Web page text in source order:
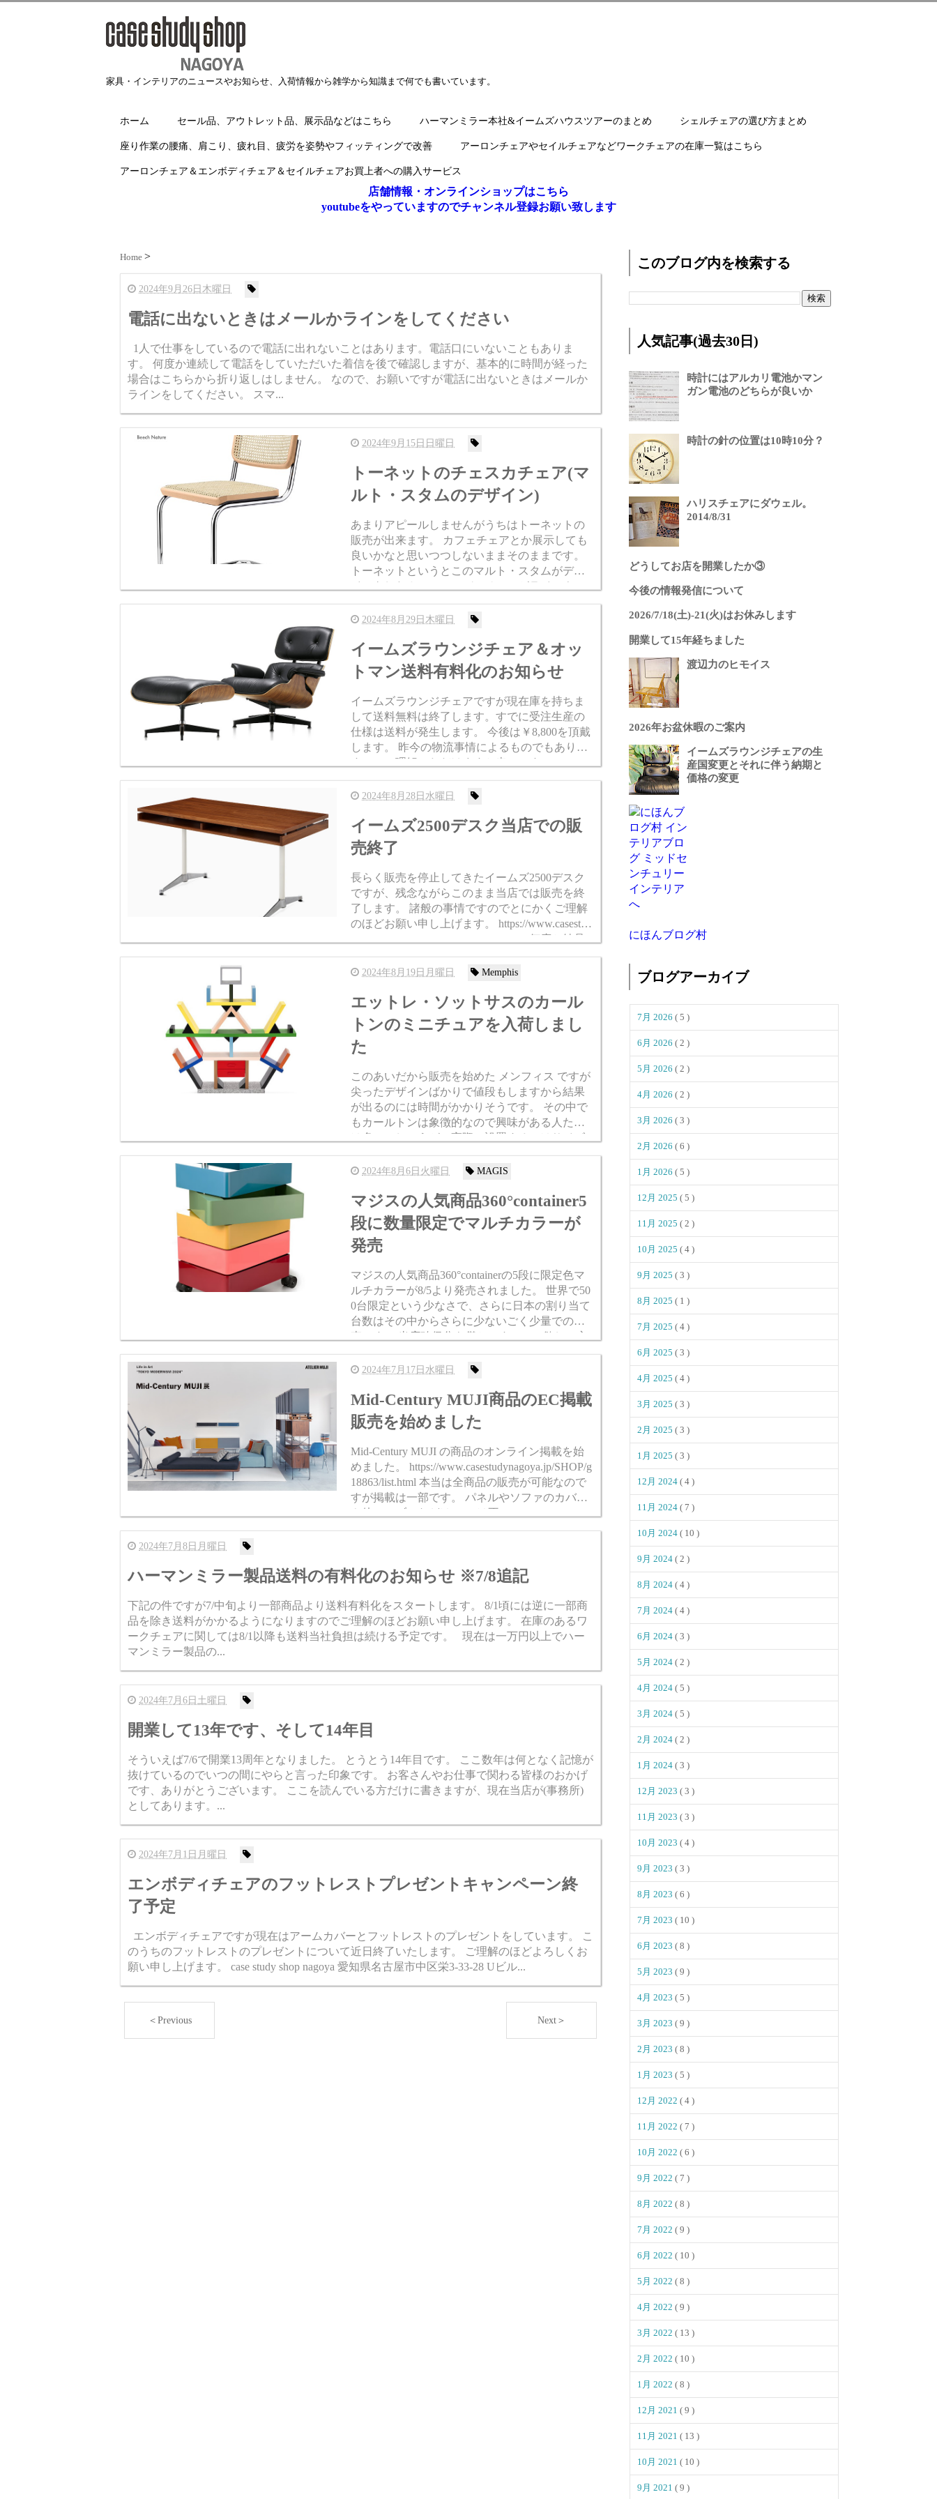
家具・インテリアのニュースやお知らせ、入荷情報から雑学から知識まで何でも書いています。
ホーム セール品、アウトレット品、展示品などはこちら ハーマンミラー本社&イームズハウスツアーのまとめ シェルチェアの選び方まとめ
座り作業の腰痛、肩こり、疲れ目、疲労を姿勢やフィッティングで改善 アーロンチェアやセイルチェアなどワークチェアの在庫一覧はこちら
アーロンチェア＆エンボディチェア＆セイルチェアお買上者への購入サービス
店舗情報・オンラインショップはこちら
youtubeをやっていますのでチャンネル登録お願い致します
Home
2024年9月26日木曜日
電話に出ないときはメールかラインをしてください
1人で仕事をしているので電話に出れないことはあります。電話口にいないこともありま
す。 何度か連続して電話をしていただいた着信を後で確認しますが、基本的に時間が経った
場合はこちらから折り返しはしません。 なので、お願いですが電話に出ないときはメールか
ラインをしてください。 スマ...
2024年9月15日日曜日
トーネットのチェスカチェア(マ
ルト・スタムのデザイン)
あまりアピールしませんがうちはトーネットの
販売が出来ます。 カフェチェアとか展示しても
良いかなと思いつつしないままそのままです。
トーネットというとこのマルト・スタムがデザ
インをしたカンティレバーチェアがラインナッ
プされています。こちらも販売できます。 見た
目はマルセル・ブロイヤ...
2024年8月29日木曜日
イームズラウンジチェア＆オッ
トマン送料有料化のお知らせ
イームズラウンジチェアですが現在庫を持ちま
して送料無料は終了します。すでに受注生産の
仕様は送料が発生します。 今後は￥8,800を頂戴
します。 昨今の物流事情によるものでもありま
すのでご理解いただけますと幸いです。 case stu
dy shop nagoya 愛知県名古屋市中区...
2024年8月28日水曜日
イームズ2500デスク当店での販
売終了
長らく販売を停止してきたイームズ2500デスク
ですが、残念ながらこのまま当店では販売を終
了します。 諸般の事情ですのでとにかくご理解
のほどお願い申し上げます。 https://www.casestud
ynagoya.jp/SHOP/eames2500desk.html 何度か納品...
2024年8月19日月曜日 Memphis
エットレ・ソットサスのカール
トンのミニチュアを入荷しまし
た
このあいだから販売を始めた メンフィス ですが
尖ったデザインばかりで値段もしますから結果
が出るのには時間がかかりそうです。 その中で
もカールトンは象徴的なので興味がある人たち
は多いでしょうが、実際に設置するにはサイズ
も値段もすごいです。 でもミニチュアが存在す
るので入荷しました。...
2024年8月6日火曜日 MAGIS
マジスの人気商品360°container5
段に数量限定でマルチカラーが
発売
マジスの人気商品360°containerの5段に限定色マ
ルチカラーが8/5より発売されました。 世界で50
0台限定という少なさで、さらに日本の割り当て
台数はその中からさらに少ないごく少量での発
売です。 当店確保分も僅かですので、欲しい方
はお早めにどうぞ。 お盆明けの出荷となるの...
2024年7月17日水曜日
Mid-Century MUJI商品のEC掲載
販売を始めました
Mid-Century MUJI の商品のオンライン掲載を始
めました。 https://www.casestudynagoya.jp/SHOP/g
18863/list.html 本当は全商品の販売が可能なので
すが掲載は一部です。 パネルやソファのカバー
や他テーブルなどはECには不...
2024年7月8日月曜日
ハーマンミラー製品送料の有料化のお知らせ ※7/8追記
下記の件ですが7/中旬より一部商品より送料有料化をスタートします。 8/1頃には逆に一部商
品を除き送料がかかるようになりますのでご理解のほどお願い申し上げます。 在庫のあるワ
ークチェアに関しては8/1以降も送料当社負担は続ける予定です。 現在は一万円以上でハー
マンミラー製品の...
2024年7月6日土曜日
開業して13年です、そして14年目
そういえば7/6で開業13周年となりました。 とうとう14年目です。 ここ数年は何となく記憶が
抜けているのでいつの間にやらと言った印象です。 お客さんやお仕事で関わる皆様のおかげ
です、ありがとうございます。 ここを読んでいる方だけに書きますが、現在当店が(事務所)
としてあります。...
2024年7月1日月曜日
エンボディチェアのフットレストプレゼントキャンペーン終
了予定
エンボディチェアですが現在はアームカバーとフットレストのプレゼントをしています。 こ
のうちのフットレストのプレゼントについて近日終了いたします。 ご理解のほどよろしくお
願い申し上げます。 case study shop nagoya 愛知県名古屋市中区栄3-33-28 Uビル...
＜Previous Next＞
このブログ内を検索する
人気記事(過去30日)
時計にはアルカリ電池かマン
ガン電池のどちらが良いか
時計の針の位置は10時10分？
ハリスチェアにダウェル。
2014/8/31
どうしてお店を開業したか③
今後の情報発信について
2026/7/18(土)-21(火)はお休みします
開業して15年経ちました
渡辺力のヒモイス
2026年お盆休暇のご案内
イームズラウンジチェアの生
産国変更とそれに伴う納期と
価格の変更
にほんブログ村
ブログアーカイブ
7月 2026 ( 5 )
6月 2026 ( 2 )
5月 2026 ( 2 )
4月 2026 ( 2 )
3月 2026 ( 3 )
2月 2026 ( 6 )
1月 2026 ( 5 )
12月 2025 ( 5 )
11月 2025 ( 2 )
10月 2025 ( 4 )
9月 2025 ( 3 )
8月 2025 ( 1 )
7月 2025 ( 4 )
6月 2025 ( 3 )
4月 2025 ( 4 )
3月 2025 ( 3 )
2月 2025 ( 3 )
1月 2025 ( 3 )
12月 2024 ( 4 )
11月 2024 ( 7 )
10月 2024 ( 10 )
9月 2024 ( 2 )
8月 2024 ( 4 )
7月 2024 ( 4 )
6月 2024 ( 3 )
5月 2024 ( 2 )
4月 2024 ( 5 )
3月 2024 ( 5 )
2月 2024 ( 2 )
1月 2024 ( 3 )
12月 2023 ( 3 )
11月 2023 ( 3 )
10月 2023 ( 4 )
9月 2023 ( 3 )
8月 2023 ( 6 )
7月 2023 ( 10 )
6月 2023 ( 8 )
5月 2023 ( 9 )
4月 2023 ( 5 )
3月 2023 ( 9 )
2月 2023 ( 8 )
1月 2023 ( 5 )
12月 2022 ( 4 )
11月 2022 ( 7 )
10月 2022 ( 6 )
9月 2022 ( 7 )
8月 2022 ( 8 )
7月 2022 ( 9 )
6月 2022 ( 10 )
5月 2022 ( 8 )
4月 2022 ( 9 )
3月 2022 ( 13 )
2月 2022 ( 10 )
1月 2022 ( 8 )
12月 2021 ( 9 )
11月 2021 ( 13 )
10月 2021 ( 10 )
9月 2021 ( 9 )